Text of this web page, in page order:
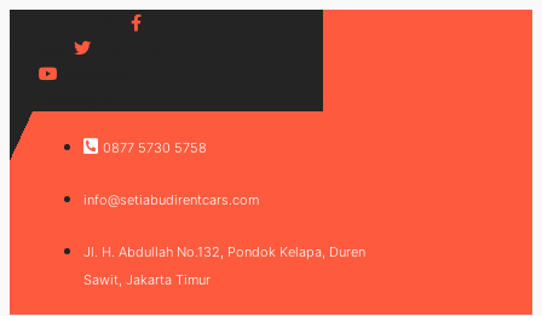
0877 5730 5758
info@setiabudirentcars.com
Jl. H. Abdullah No.132, Pondok Kelapa, Duren
Sawit, Jakarta Timur